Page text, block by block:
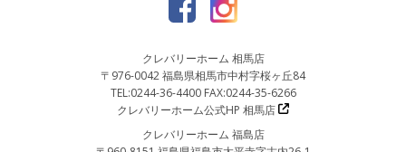
クレバリーホーム 相馬店
〒976-0042 福島県相馬市中村字桜ヶ丘84
TEL:0244-36-4400 FAX:0244-35-6266
クレバリーホーム公式HP 相馬店
クレバリーホーム 福島店